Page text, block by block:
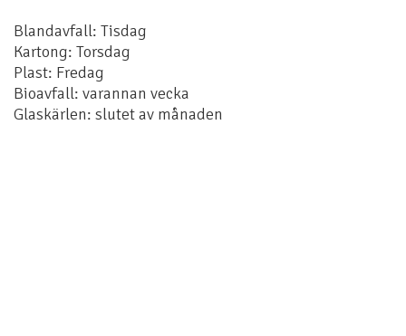
Blandavfall: Tisdag
Kartong: Torsdag
Plast: Fredag
Bioavfall: varannan vecka
Glaskärlen: slutet av månaden